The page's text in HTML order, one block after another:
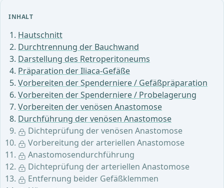
INHALT
Hautschnitt
Durchtrennung der Bauchwand
Darstellung des Retroperitoneums
Präparation der Iliaca-Gefäße
Vorbereiten der Spenderniere / Gefäßpräparation
Vorbereiten der Spenderniere / Probelagerung
Vorbereiten der venösen Anastomose
Durchführung der venösen Anastomose
Dichteprüfung der venösen Anastomose
Vorbereitung der arteriellen Anastomose
Anastomosendurchführung
Dichteprüfung der arteriellen Anastomose
Entfernung beider Gefäßklemmen